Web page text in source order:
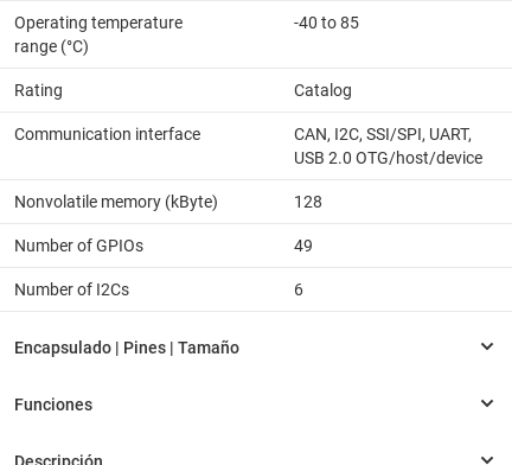
Operating temperature
range (°C)
-40 to 85
Rating Catalog
Communication interface
CAN, I2C, SSI/SPI, UART,
USB 2.0 OTG/host/device
Nonvolatile memory (kByte) 128
Number of GPIOs 49
Number of I2Cs 6